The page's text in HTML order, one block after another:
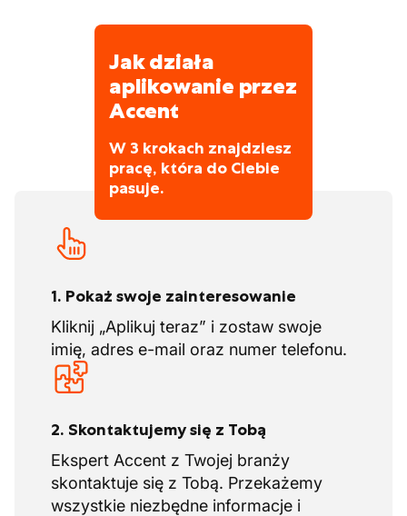
Jak działa
aplikowanie przez
Accent
W 3 krokach znajdziesz
pracę, która do Ciebie
pasuje.
1. Pokaż swoje zainteresowanie
Kliknij „Aplikuj teraz” i zostaw swoje
imię, adres e-mail oraz numer telefonu.
2. Skontaktujemy się z Tobą
Ekspert Accent z Twojej branży
skontaktuje się z Tobą. Przekażemy
wszystkie niezbędne informacje i